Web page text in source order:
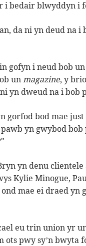
i bedair blwyddyn i
da ni yn deud na i
gofyn i neud bob
unmagazine, y
yn dweud na i bob
gorfod bod mae
yn gwybod
yn denu clientele
Kylie Minogue,
mae ei draed yn
eu trin union yr
ots pwy sy’n bwyta